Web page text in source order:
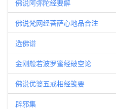
佛说阿弥陀经要解
佛说梵网经菩萨心地品合注
选佛谱
金刚般若波罗蜜经破空论
佛说优婆五戒相经笺要
辟邪集